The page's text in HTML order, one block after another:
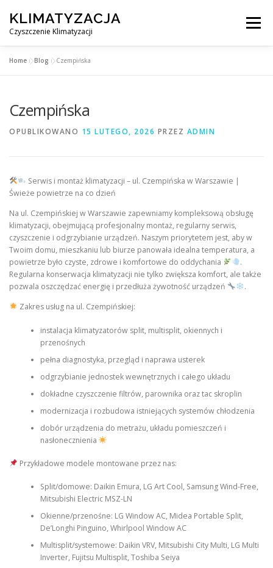
treści
KLIMATYZACJA
Czyszczenie Klimatyzacji
Menu
OBSŁUGIWANE MIASTA POD WARSZAWĄ
Home »Blog »Czempińska
Czempińska
OPUBLIKOWANO 15 LUTEGO, 2026 PRZEZ ADMIN
Serwis i montaż klimatyzacji – ul. Czempińska w Warszawie |
Świeże powietrze na co dzień
Na ul. Czempińskiej w Warszawie zapewniamy kompleksową obsługę
klimatyzacji, obejmującą profesjonalny montaż, regularny serwis,
czyszczenie i odgrzybianie urządzeń. Naszym priorytetem jest, aby w
Twoim domu, mieszkaniu lub biurze panowała idealna temperatura, a
powietrze było czyste, zdrowe i komfortowe do oddychania
.
Regularna konserwacja klimatyzacji nie tylko zwiększa komfort, ale także
pozwala oszczędzać energię i przedłuża żywotność urządzeń
.
Zakres usług na ul. Czempińskiej:
instalacja klimatyzatorów split, multisplit, okiennych i
przenośnych
pełna diagnostyka, przegląd i naprawa usterek
odgrzybianie jednostek wewnętrznych i całego układu
dokładne czyszczenie filtrów, parownika oraz tac skroplin
modernizacja i rozbudowa istniejących systemów chłodzenia
dobór urządzenia do metrażu, układu pomieszczeń i
nasłonecznienia
Przykładowe modele montowane przez nas:
Split/domowe: Daikin Emura, LG Art Cool, Samsung Wind-Free,
Mitsubishi Electric MSZ-LN
Okienne/przenośne: LG Window AC, Midea Portable Split,
De’Longhi Pinguino, Whirlpool Window AC
Multisplit/systemowe: Daikin VRV, Mitsubishi City Multi, LG Multi
Inverter, Fujitsu Multisplit, Toshiba Seiya